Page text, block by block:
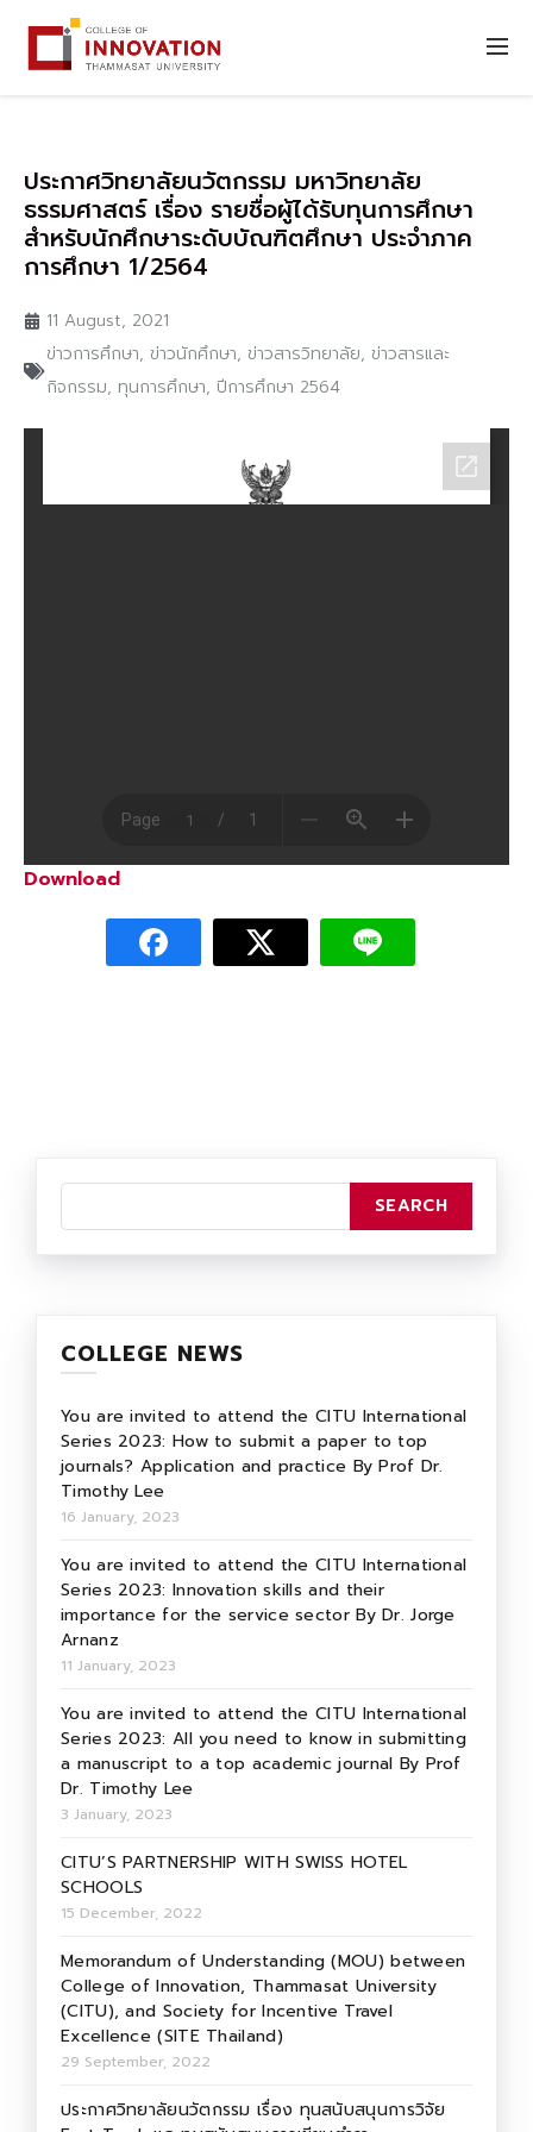
ประกาศวิทยาลัยนวัตกรรม มหาวิทยาลัย
ธรรมศาสตร์ เรื่อง รายชื่อผู้ได้รับทุนการศึกษา
สำหรับนักศึกษาระดับบัณฑิตศึกษา ประจำภาค
การศึกษา 1/2564
11 August, 2021
ข่าวการศึกษา, ข่าวนักศึกษา, ข่าวสารวิทยาลัย, ข่าวสารและ
กิจกรรม, ทุนการศึกษา, ปีการศึกษา 2564
Download
COLLEGE NEWS
You are invited to attend the CITU International
Series 2023: How to submit a paper to top
journals? Application and practice By Prof Dr.
Timothy Lee
16 January, 2023
You are invited to attend the CITU International
Series 2023: Innovation skills and their
importance for the service sector By Dr. Jorge
Arnanz
11 January, 2023
You are invited to attend the CITU International
Series 2023: All you need to know in submitting
a manuscript to a top academic journal By Prof
Dr. Timothy Lee
3 January, 2023
CITU’S PARTNERSHIP WITH SWISS HOTEL
SCHOOLS
15 December, 2022
Memorandum of Understanding (MOU) between
College of Innovation, Thammasat University
(CITU), and Society for Incentive Travel
Excellence (SITE Thailand)
29 September, 2022
ประกาศวิทยาลัยนวัตกรรม เรื่อง ทุนสนับสนุนการวิจัย